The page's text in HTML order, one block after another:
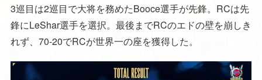
3巡目は2巡目で大将を務めたBooce選手が先鋒。RCは先
鋒にLeShar選手を選択。最後までRCのエドの壁を崩しき
れず、70-20でRCが世界一の座を獲得した。